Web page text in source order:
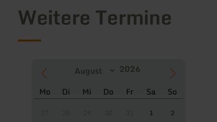
Weitere Termine
Mo Di Mi Do Fr Sa So
1
2